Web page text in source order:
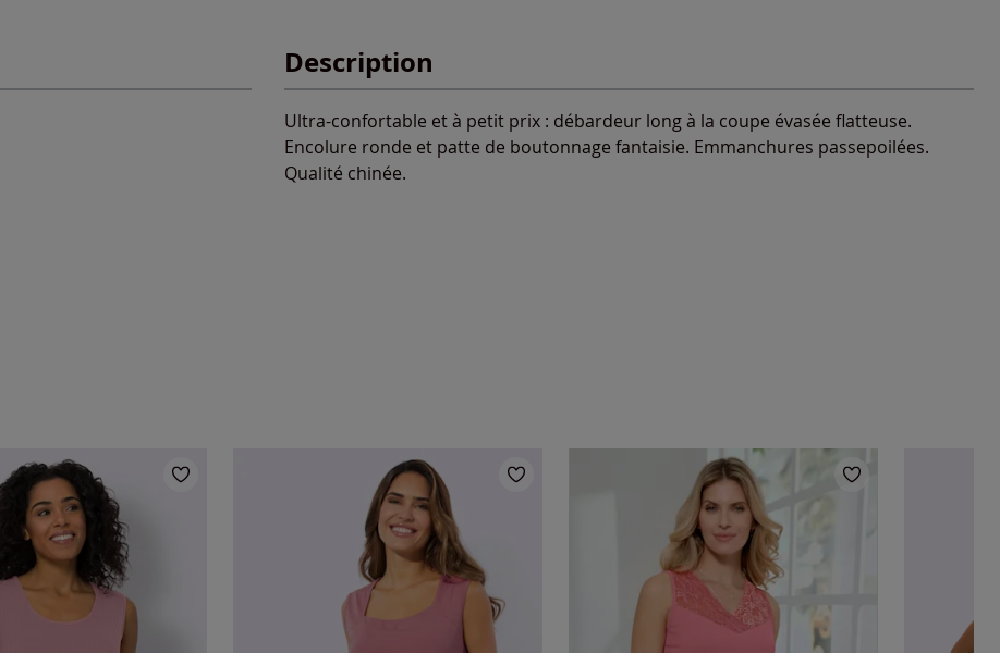
Description
Ultra-confortable et à petit prix : débardeur long à la coupe évasée flatteuse.
Encolure ronde et patte de boutonnage fantaisie. Emmanchures passepoilées.
Qualité chinée.